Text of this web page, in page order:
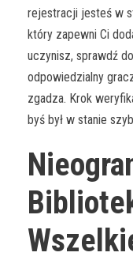
rejestracji jesteś w
który zapewni Ci
uczynisz, sprawdź
odpowiedzialny
zgadza. Krok
byś był w stanie